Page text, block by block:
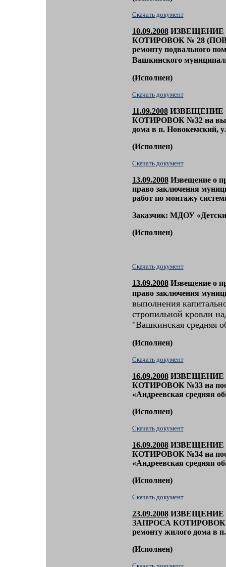
Скачать документ
10.09.2008 ИЗВЕЩЕНИЕ
КОТИРОВОК № 28
ремонту подвального
Вашкинского
(Исполнен)
Скачать документ
11.09.2008 ИЗВЕЩЕНИЕ
КОТИРОВОК №32 на
дома в п. Новокемский,
(Исполнен)
Скачать документ
13.09.2008 Извещение о
право заключения
работ по монтажу
Заказчик: МДОУ
(Исполнен)
Скачать документ
13.09.2008 Извещение о
право заключения
выполнения
стропильной кровли
"Вашкинская средняя
(Исполнен)
Скачать документ
16.09.2008 ИЗВЕЩЕНИЕ
КОТИРОВОК №33 на
«Андреевская средняя
(Исполнен)
Скачать документ
16.09.2008 ИЗВЕЩЕНИЕ
КОТИРОВОК №34 на
«Андреевская средняя
(Исполнен)
Скачать документ
23.09.2008 ИЗВЕЩЕНИЕ
ЗАПРОСА КОТИРОВОК
ремонту жилого дома в
(Исполнен)